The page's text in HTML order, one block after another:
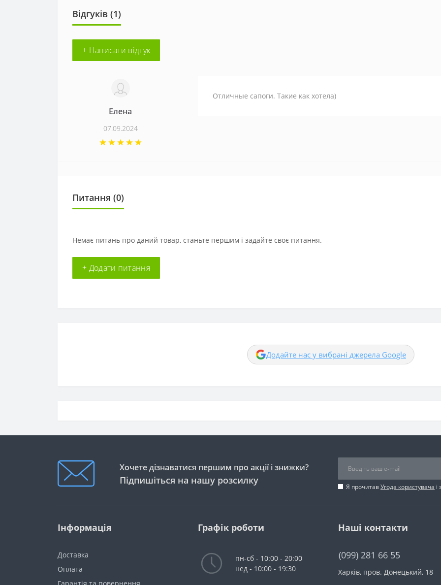
Відгуків (1)
+ Написати відгук
Елена
07.09.2024
Отличные сапоги. Такие как хотела)
Питання (0)
Немає питань про даний товар, станьте першим і задайте своє питання.
+ Додати питання
Додайте нас у вибрані джерела Google
Хочете дізнаватися першим про акції і знижки?
Підпишіться на нашу розсилку
Я прочитавУгода користувача
Інформація
Доставка
Оплата
Графік роботи
пн-сб - 10:00 - 20:00
нед - 10:00 - 19:30
Наші контакти
(099) 281 66 55
Харків, пров. Донецький, 18